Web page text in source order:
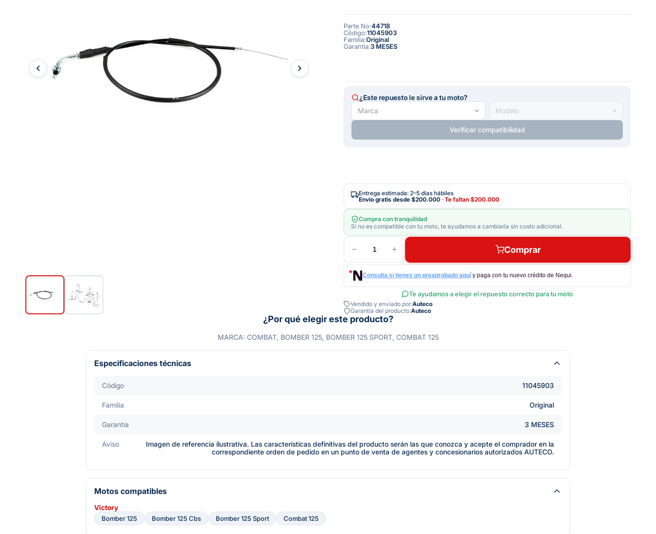
Parte No:44718
Código:11045903
Familia:Original
Garantía:3 MESES
¿Este repuesto le sirve a tu moto?
Verificar compatibilidad
Entrega estimada: 2–5 días hábiles
Envío gratis desde $200.000 · Te faltan $200.000
Compra con tranquilidad
Si no es compatible con tu moto, te ayudamos a cambiarla sin costo adicional.
1 Comprar
Consulta si tienes un preaprobado aquí y paga con tu nuevo crédito de Nequi.
Te ayudamos a elegir el repuesto correcto para tu moto
Vendido y enviado por:Auteco
Garantía del producto:Auteco
¿Por qué elegir este producto?
MARCA: COMBAT, BOMBER 125, BOMBER 125 SPORT, COMBAT 125
Especificaciones técnicas
Código 11045903
Familia Original
Garantía 3 MESES
Aviso
Imagen de referencia ilustrativa. Las características definitivas del producto serán las que conozca y acepte el comprador en la
correspondiente orden de pedido en un punto de venta de agentes y concesionarios autorizados AUTECO.
Motos compatibles
Victory
Bomber 125 Bomber 125 Cbs Bomber 125 Sport Combat 125